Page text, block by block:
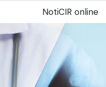
NotiCIR online